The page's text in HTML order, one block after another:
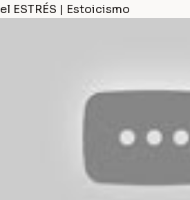
el ESTRÉS | Estoicismo